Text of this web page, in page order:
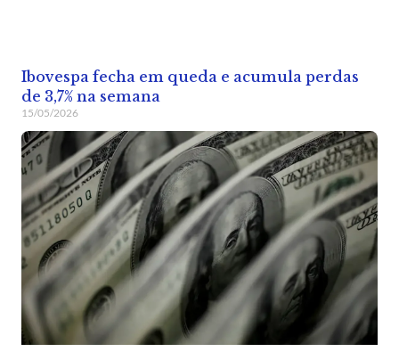
Ibovespa fecha em queda e acumula perdas
de 3,7% na semana
15/05/2026